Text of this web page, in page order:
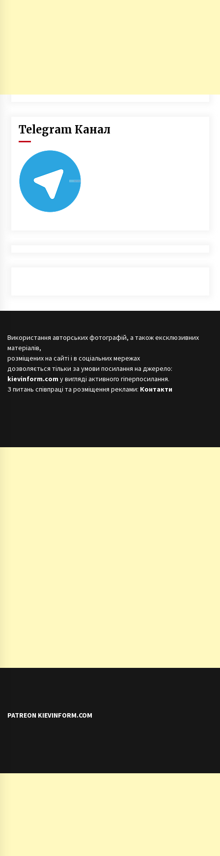
Telegram Канал
Використання авторських фотографій, а також ексклюзивних
матеріалів,
розміщених на сайті і в соціальних мережах
дозволяється тільки за умови посилання на джерело:
kievinform.com у вигляді активного гіперпосилання.
З питань співпраці та розміщення реклами: Контакти
PATREON KIEVINFORM.COM